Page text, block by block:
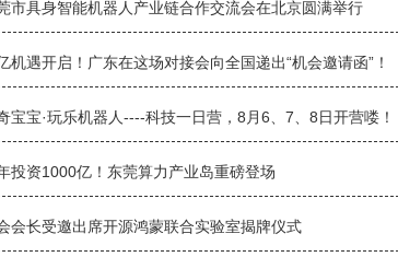
市具身智能机器人产业链合作交流会在北京圆满举行
机遇开启！广东在这场对接会向全国递出“机会邀请函”！
宝宝·玩乐机器人----科技一日营，8月6、7、8日开营喽！
投资1000亿！东莞算力产业岛重磅登场
会长受邀出席开源鸿蒙联合实验室揭牌仪式